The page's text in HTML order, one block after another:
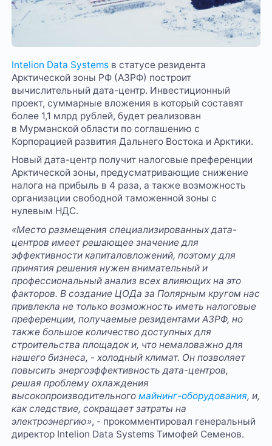
Intelion Data Systems в статусе резидента
Арктической зоны РФ (АЗРФ) построит
вычислительный дата-центр. Инвестиционный
проект, суммарные вложения в который составят
более 1,1 млрд рублей, будет реализован
в Мурманской области по соглашению с
Корпорацией развития Дальнего Востока и Арктики.
Новый дата-центр получит налоговые преференции
Арктической зоны, предусматривающие снижение
налога на прибыль в 4 раза, а также возможность
организации свободной таможенной зоны с
нулевым НДС.
«Место размещения специализированных дата-
центров имеет решающее значение для
эффективности капиталовложений, поэтому для
принятия решения нужен внимательный и
профессиональный анализ всех влияющих на это
факторов. В создание ЦОДа за Полярным кругом нас
привлекла не только возможность иметь налоговые
преференции, получаемые резидентами АЗРФ, но
также большое количество доступных для
строительства площадок и, что немаловажно для
нашего бизнеса, - холодный климат. Он позволяет
повысить энергоэффективность дата-центров,
решая проблему охлаждения
высокопроизводительногомайнинг-оборудования, и,
как следствие, сокращает затраты на
электроэнергию», - прокомментировал генеральный
директор Intelion Data Systems Тимофей Семенов.